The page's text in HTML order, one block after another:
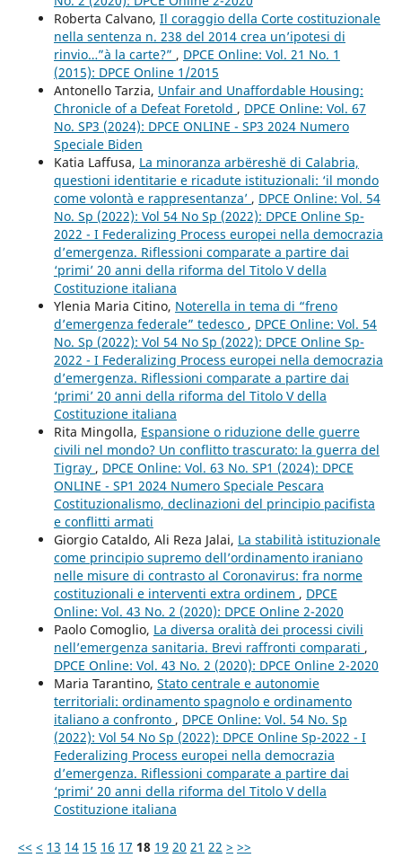
Roberta Calvano, Il coraggio della Corte costituzionale
nella sentenza n. 238 del 2014 crea un’ipotesi di
rinvio…”à la carte?” , DPCE Online: Vol. 21 No. 1
(2015): DPCE Online 1/2015
Antonello Tarzia, Unfair and Unaffordable Housing:
Chronicle of a Defeat Foretold , DPCE Online: Vol. 67
No. SP3 (2024): DPCE ONLINE - SP3 2024 Numero
Speciale Biden
Katia Laffusa, La minoranza arbëreshë di Calabria,
questioni identitarie e ricadute istituzionali: ‘il mondo
come volontà e rappresentanza’ , DPCE Online: Vol. 54
No. Sp (2022): Vol 54 No Sp (2022): DPCE Online Sp-
2022 - I Federalizing Process europei nella democrazia
d’emergenza. Riflessioni comparate a partire dai
‘primi’ 20 anni della riforma del Titolo V della
Costituzione italiana
Ylenia Maria Citino, Noterella in tema di “freno
d’emergenza federale” tedesco , DPCE Online: Vol. 54
No. Sp (2022): Vol 54 No Sp (2022): DPCE Online Sp-
2022 - I Federalizing Process europei nella democrazia
d’emergenza. Riflessioni comparate a partire dai
‘primi’ 20 anni della riforma del Titolo V della
Costituzione italiana
Rita Mingolla, Espansione o riduzione delle guerre
civili nel mondo? Un conflitto trascurato: la guerra del
Tigray , DPCE Online: Vol. 63 No. SP1 (2024): DPCE
ONLINE - SP1 2024 Numero Speciale Pescara
Costituzionalismo, declinazioni del principio pacifista
e conflitti armati
Giorgio Cataldo, Ali Reza Jalai, La stabilità istituzionale
come principio supremo dell’ordinamento iraniano
nelle misure di contrasto al Coronavirus: fra norme
costituzionali e interventi extra ordinem , DPCE
Online: Vol. 43 No. 2 (2020): DPCE Online 2-2020
Paolo Comoglio, La diversa oralità dei processi civili
nell’emergenza sanitaria. Brevi raffronti comparati ,
DPCE Online: Vol. 43 No. 2 (2020): DPCE Online 2-2020
Maria Tarantino, Stato centrale e autonomie
territoriali: ordinamento spagnolo e ordinamento
italiano a confronto , DPCE Online: Vol. 54 No. Sp
(2022): Vol 54 No Sp (2022): DPCE Online Sp-2022 - I
Federalizing Process europei nella democrazia
d’emergenza. Riflessioni comparate a partire dai
‘primi’ 20 anni della riforma del Titolo V della
Costituzione italiana
<< < 13 14 15 16 17 18 19 20 21 22 > >>